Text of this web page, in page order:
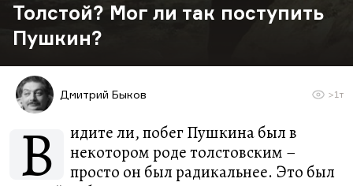
Толстой? Мог ли так поступить
Пушкин?
Дмитрий Быков >1т
В
идите ли, побег Пушкина был в
некотором роде толстовским –
просто он был радикальнее. Это был